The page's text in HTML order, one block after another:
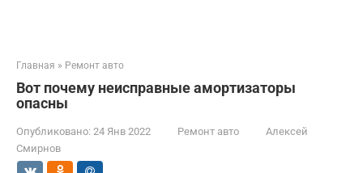
Главная » Ремонт авто
Вот почему неисправные амортизаторы
опасны
Опубликовано: 24 Янв 2022 Ремонт авто
Алексей
Смирнов